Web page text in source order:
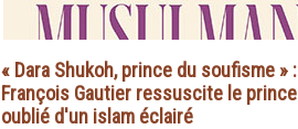
« Dara Shukoh, prince du soufisme » :
François Gautier ressuscite le prince
oublié d'un islam éclairé